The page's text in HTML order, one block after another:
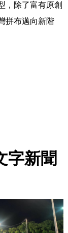
， 除了富有原創
拼布邁向新階
字新聞